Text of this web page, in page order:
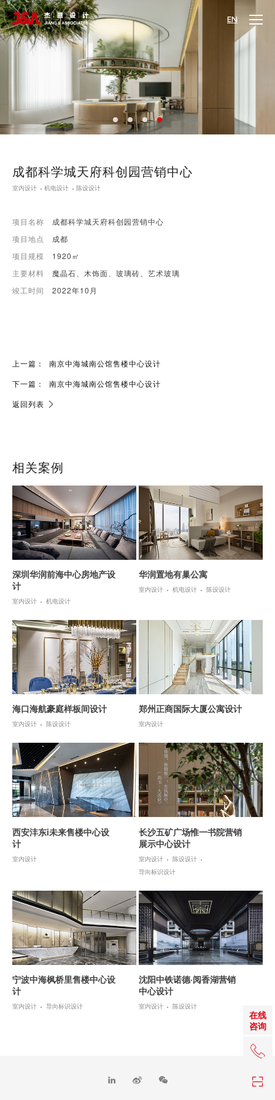
EN
在线
咨询
+86
成都科学城天府科创园营销中心
室内设计 机电设计 陈设设计
项目名称
成都科学城天府科创园营销中心
项目地点
成都
项目规模
1920㎡
主要材料
魔晶石、木饰面、玻璃砖、艺术玻璃
竣工时间
2022年10月
上一篇：
南京中海城南公馆售楼中心设计
下一篇：
南京中海城南公馆售楼中心设计
返回列表
相关案例
深圳华润前海中心房地产设
计
室内设计 机电设计
华润置地有巢公寓
室内设计 机电设计 陈设设计
海口海航豪庭样板间设计
室内设计 陈设设计
郑州正商国际大厦公寓设计
室内设计
西安沣东i未来售楼中心设
计
室内设计
长沙五矿广场惟一书院营销
展示中心设计
室内设计
陈设设计
导向标识设计
宁波中海枫桥里售楼中心设
计
室内设计 导向标识设计
沈阳中铁诺德·阅香湖营销
中心设计
室内设计 陈设设计